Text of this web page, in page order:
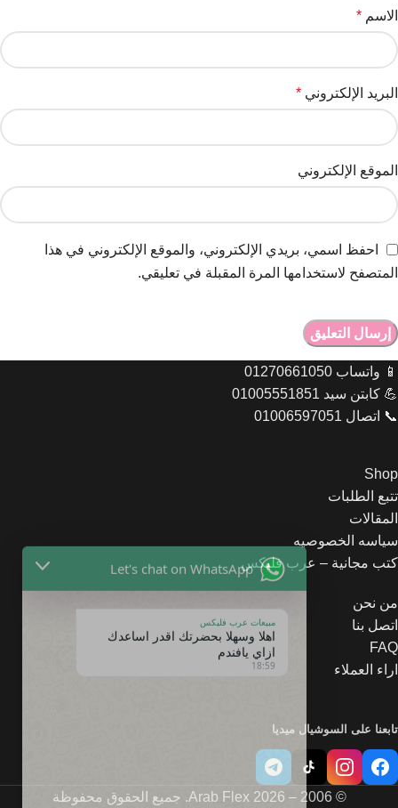
الاسم *
البريد الإلكتروني *
الموقع الإلكتروني
احفظ اسمي، بريدي الإلكتروني، والموقع الإلكتروني في هذا
المتصفح لاستخدامها المرة المقبلة في تعليقي.
📱 واتساب 01270661050
💪 كابتن سيد 01005551851
📞 اتصال 01006597051
Shop
تتبع الطلبات
المقالات
سياسه الخصوصيه
كتب مجانية – عرب فليكس
من نحن
اتصل بنا
FAQ
اراء العملاء
تابعنا على السوشيال ميديا
© 2006 – 2026 Arab Flex. جميع الحقوق محفوظة
مبيعات عرب فليكس
ازاي يافندم
18:59